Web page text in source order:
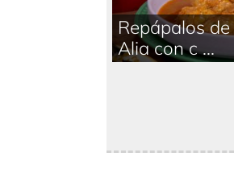
Repápalos
Alia con c ...